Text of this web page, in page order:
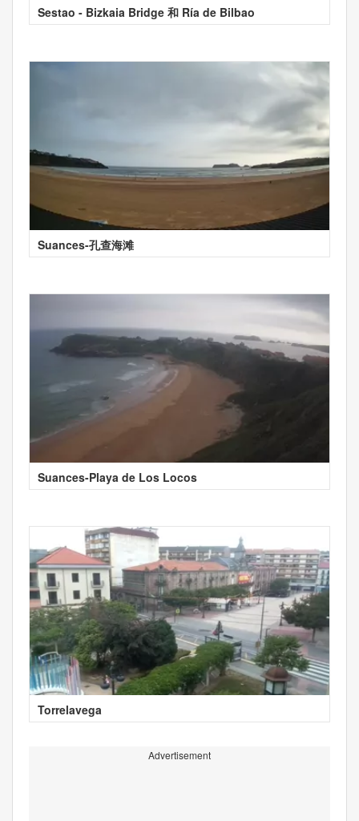
Sestao - Bizkaia Bridge 和 Ría de Bilbao
Suances-孔查海滩
Suances-Playa de Los Locos
Torrelavega
Advertisement